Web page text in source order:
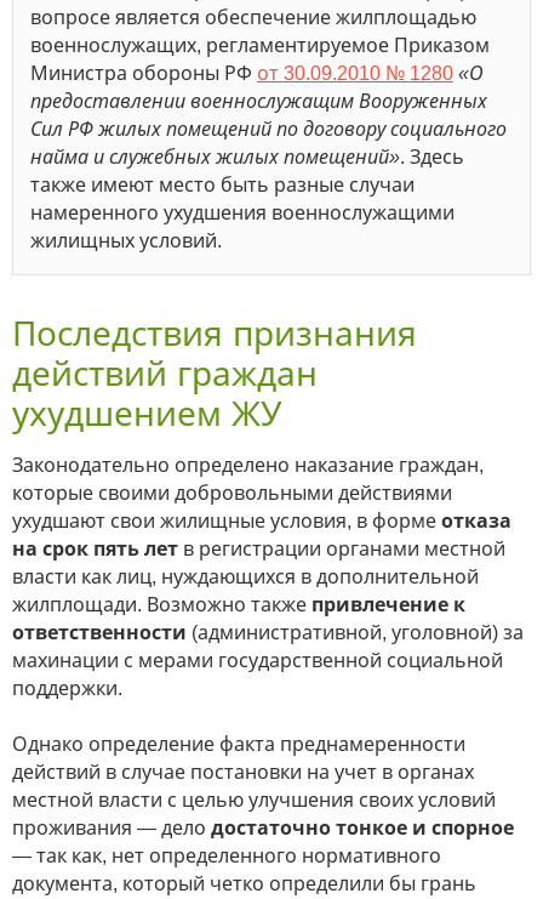
вопросе является обеспечение жилплощадью
военнослужащих, регламентируемое Приказом
Министра обороны РФ от 30.09.2010 № 1280 «О
предоставлении военнослужащим Вооруженных
Сил РФ жилых помещений по договору социального
найма и служебных жилых помещений». Здесь
также имеют место быть разные случаи
намеренного ухудшения военнослужащими
жилищных условий.
Последствия признания
действий граждан
ухудшением ЖУ
Законодательно определено наказание граждан,
которые своими добровольными действиями
ухудшают свои жилищные условия, в форме отказа
на срок пять лет в регистрации органами местной
власти как лиц, нуждающихся в дополнительной
жилплощади. Возможно также привлечение к
ответственности (административной, уголовной) за
махинации с мерами государственной социальной
поддержки.
Однако определение факта преднамеренности
действий в случае постановки на учет в органах
местной власти с целью улучшения своих условий
проживания — дело достаточно тонкое и спорное
— так как, нет определенного нормативного
документа, который четко определили бы грань